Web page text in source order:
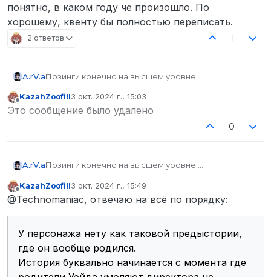
понятно, в каком году че произошло. По
хорошему, квенту бы полностью переписать.
2 ответов 1
A.rV.aПозинги конечно на высшем уровне.
У персонажа нету как таковой предыстории, где
История буквально начинается с момента где
родители Уэйда умоляют директора не отстранять
пацана из-за драки. Сам же Уэйд, не имея как-
таковой предыстории, уже в данной гуще
Не в сети
KazahZoofill3 окт. 2024 г., 15:03
отредактировано
Это сообщение было удалено
0
A.rV.aПозинги конечно на высшем уровне.
Не в сети
KazahZoofill3 окт. 2024 г., 15:49
отредактировано
@Technomaniac, отвечаю на всё по порядку:
У персонажа нету как таковой предыстории,
где он вообще родился.
История буквально начинается с момента где